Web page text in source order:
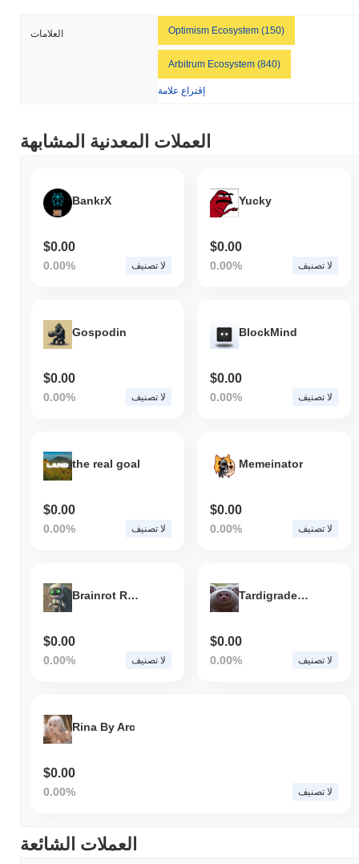
العلامات Optimism Ecosystem (150)
Arbitrum Ecosystem (840)
إقتراع علامة
العملات المعدنية المشابهة
BankrX
$0.00
0.00% لا تصنيف
Yucky
$0.00
0.00% لا تصنيف
Gospodin
$0.00
0.00% لا تصنيف
BlockMind
$0.00
0.00% لا تصنيف
the real goal
$0.00
0.00% لا تصنيف
Memeinator
$0.00
0.00% لا تصنيف
Brainrot Research
$0.00
0.00% لا تصنيف
Tardigrades Cult
$0.00
0.00% لا تصنيف
Rina By Arc
$0.00
0.00% لا تصنيف
العملات الشائعة